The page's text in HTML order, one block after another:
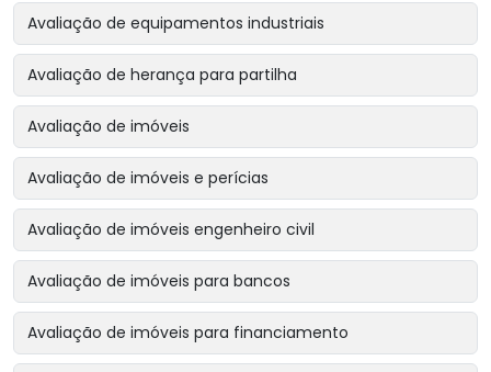
Avaliação de equipamentos industriais
Avaliação de herança para partilha
Avaliação de imóveis
Avaliação de imóveis e perícias
Avaliação de imóveis engenheiro civil
Avaliação de imóveis para bancos
Avaliação de imóveis para financiamento